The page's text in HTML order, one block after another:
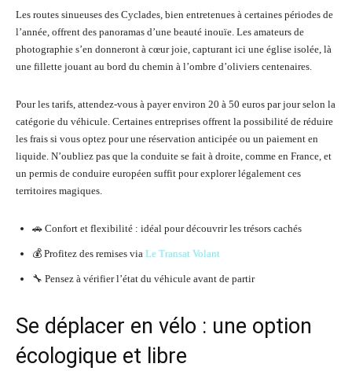
Les routes sinueuses des Cyclades, bien entretenues à certaines périodes de
l’année, offrent des panoramas d’une beauté inouïe. Les amateurs de
photographie s’en donneront à cœur joie, capturant ici une église isolée, là
une fillette jouant au bord du chemin à l’ombre d’oliviers centenaires.
Pour les tarifs, attendez-vous à payer environ 20 à 50 euros par jour selon la
catégorie du véhicule. Certaines entreprises offrent la possibilité de réduire
les frais si vous optez pour une réservation anticipée ou un paiement en
liquide. N’oubliez pas que la conduite se fait à droite, comme en France, et
un permis de conduire européen suffit pour explorer légalement ces
territoires magiques.
🚗 Confort et flexibilité : idéal pour découvrir les trésors cachés
💰 Profitez des remises via Le Transat Volant
🔧 Pensez à vérifier l’état du véhicule avant de partir
Se déplacer en vélo : une option
écologique et libre